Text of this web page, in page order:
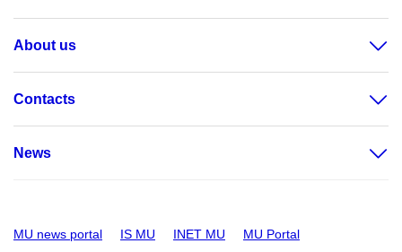
About us
Contacts
News
MU news portal IS MU INET MU MU Portal